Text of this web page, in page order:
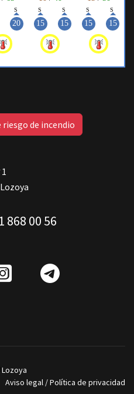
riesgo de incendio
00 56
IG
Aviso legal /Política de privacidad